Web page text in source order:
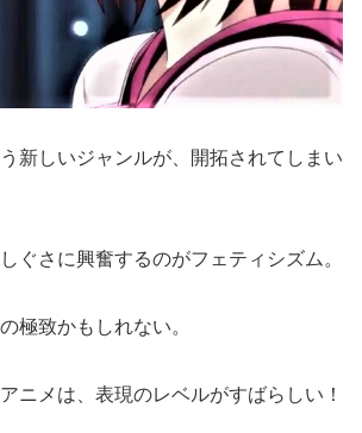
新しいジャンルが、開拓されてしまい
ぐさに興奮するのがフェティシズム。
極致かもしれない。
ニメは、表現のレベルがすばらしい！